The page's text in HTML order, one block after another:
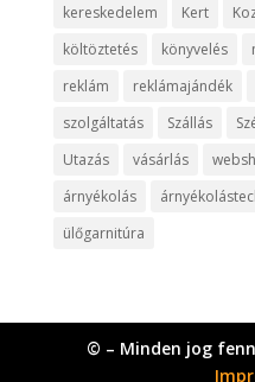
kereskedelem
Kert
költöztetés
könyvelés
reklám
reklámajándék
szolgáltatás
Szállás
Utazás
vásárlás
árnyékolás
ülőgarnitúra
© – Minden jog